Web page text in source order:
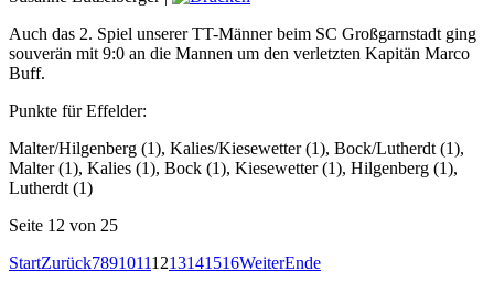
Auch das 2. Spiel unserer TT-Männer beim SC Großgarnstadt ging
souverän mit 9:0 an die Mannen um den verletzten Kapitän Marco
Buff.
Punkte für Effelder:
Malter/Hilgenberg (1), Kalies/Kiesewetter (1), Bock/Lutherdt (1),
Malter (1), Kalies (1), Bock (1), Kiesewetter (1), Hilgenberg (1),
Lutherdt (1)
Seite 12 von 25
StartZurück78910111213141516WeiterEnde